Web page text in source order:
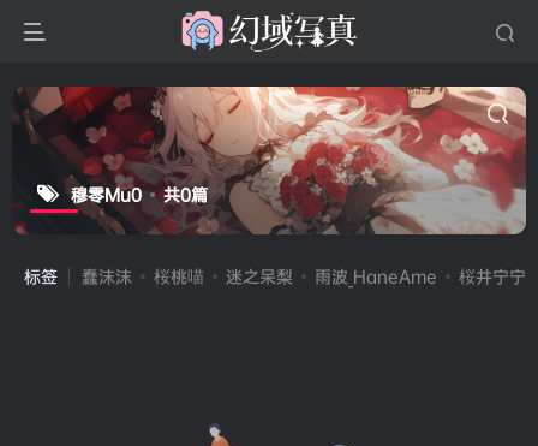
穆零Mu0 共0篇
标签 蠢沫沫 桜桃喵 迷之呆梨 雨波_HaneAme 桜井宁宁(